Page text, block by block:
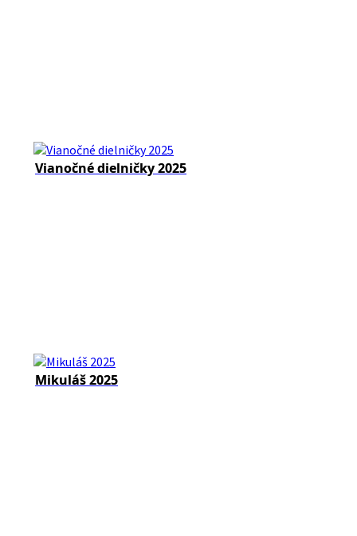
Vianočné dielničky 2025
Mikuláš 2025